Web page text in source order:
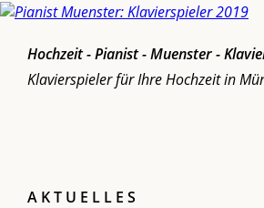
Hochzeit - Pianist - Muenster -
Klavierspieler für Ihre Hochzeit in
A K T U E L L E S